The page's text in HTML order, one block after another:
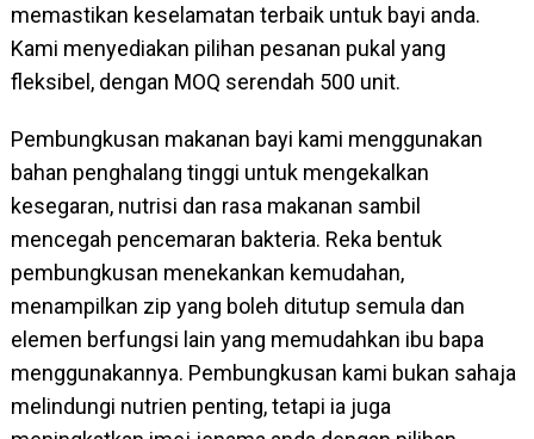
memastikan keselamatan terbaik untuk bayi anda.
Kami menyediakan pilihan pesanan pukal yang
fleksibel, dengan MOQ serendah 500 unit.
Pembungkusan makanan bayi kami menggunakan
bahan penghalang tinggi untuk mengekalkan
kesegaran, nutrisi dan rasa makanan sambil
mencegah pencemaran bakteria. Reka bentuk
pembungkusan menekankan kemudahan,
menampilkan zip yang boleh ditutup semula dan
elemen berfungsi lain yang memudahkan ibu bapa
menggunakannya. Pembungkusan kami bukan sahaja
melindungi nutrien penting, tetapi ia juga